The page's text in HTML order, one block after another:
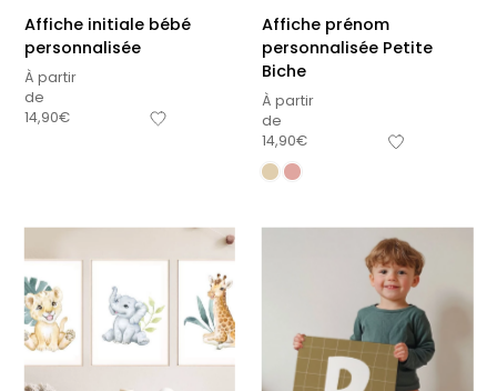
Affiche initiale bébé
personnalisée
À partir
de
14,90€
Affiche prénom
personnalisée Petite
Biche
À partir
de
14,90€